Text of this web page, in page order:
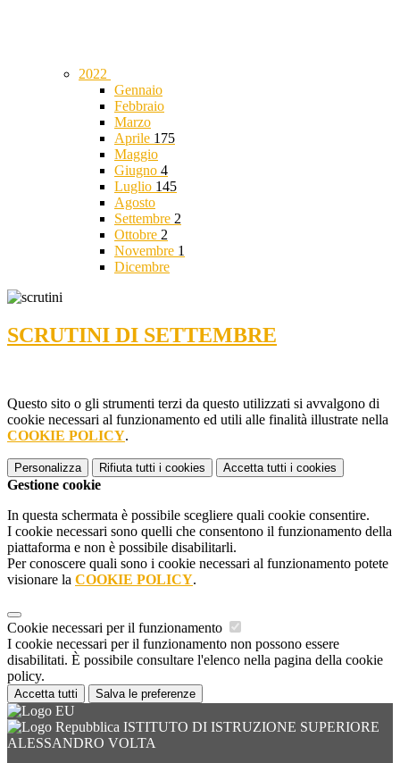
2022
Gennaio
Febbraio
Marzo
Aprile 175
Maggio
Giugno 4
Luglio 145
Agosto
Settembre 2
Ottobre 2
Novembre 1
Dicembre
SCRUTINI DI SETTEMBRE
Questo sito o gli strumenti terzi da questo utilizzati si avvalgono di
cookie necessari al funzionamento ed utili alle finalità illustrate nella
COOKIE POLICY.
Personalizza Rifiuta tutti i cookies Accetta tutti i cookies
Gestione cookie
In questa schermata è possibile scegliere quali cookie consentire.
I cookie necessari sono quelli che consentono il funzionamento della
piattaforma e non è possibile disabilitarli.
Per conoscere quali sono i cookie necessari al funzionamento potete
visionare la COOKIE POLICY.
Cookie necessari per il funzionamento
I cookie necessari per il funzionamento non possono essere
disabilitati. È possibile consultare l'elenco nella pagina della cookie
policy.
Accetta tutti Salva le preferenze
ISTITUTO DI ISTRUZIONE SUPERIORE
ALESSANDRO VOLTA